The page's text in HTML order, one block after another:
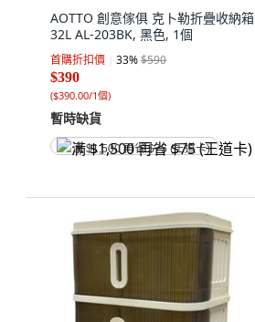
AOTTO 創意傢俱 克卜勒折疊收納箱
32L AL-203BK, 黑色, 1個
首購折扣價 33%$590
$390
($390.00/1個)
暫時缺貨
满 $1,500 再省 $75 (王道卡)